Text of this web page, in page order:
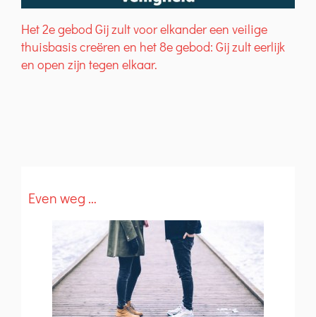
Het 2e gebod Gij zult voor elkander een veilige
thuisbasis creëren en het 8e gebod: Gij zult eerlijk
en open zijn tegen elkaar.
Even weg …